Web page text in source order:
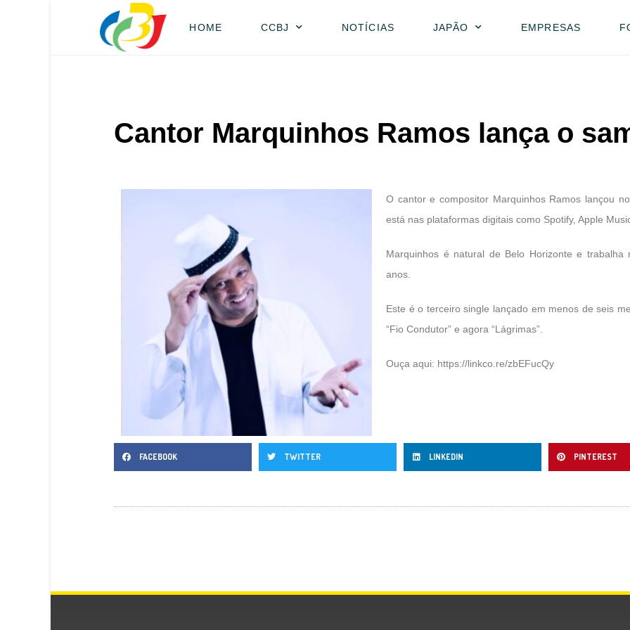
HOME CCBJ NOTÍCIAS JAPÃO EMPRESAS
Cantor Marquinhos Ramos lança o
O cantor e compositor Marquinhos Ramos lançou
está nas plataformas digitais como Spotify, Apple
Marquinhos é natural de Belo Horizonte e
anos.
Este é o terceiro single lançado em menos de seis
“Fio Condutor” e agora “Lágrimas”.
Ouça aqui: https://linkco.re/zbEFucQy
FACEBOOK TWITTER LINKEDIN PINTEREST